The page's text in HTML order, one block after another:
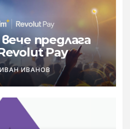
предлага
Pay
ИВАНОВ